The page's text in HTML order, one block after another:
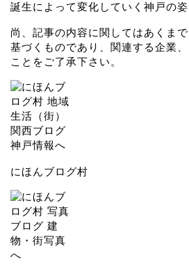
誕生によって変化していく神戸の姿
尚、記事の内容に関してはあくま
基づくものであり、関連する企業
ことをご了承下さい。
にほんブログ村